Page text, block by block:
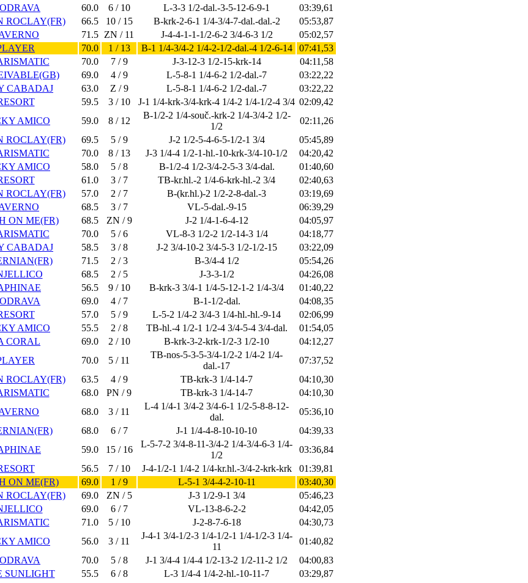
60.0 6 / 10 L-3-3 1/2-dal.-3-5-12-6-9-1
03:39,61
ROCLAY(FR) 66.5 10 / 15 B-krk-2-6-1 1/4-3/4-7-dal.-dal.-2
05:53,87
71.5 ZN / 11 J-4-4-1-1-1/2-6-2 3/4-6-3 1/2
05:02,57
70.0 1 / 13 B-1 1/4-3/4-2 1/4-2-1/2-dal.-4 1/2-6-14
07:41,53
70.0 7 / 9 J-3-12-3 1/2-15-krk-14
04:11,58
69.0 4 / 9 L-5-8-1 1/4-6-2 1/2-dal.-7
03:22,22
CABADAJ 63.0 Z / 9 L-5-8-1 1/4-6-2 1/2-dal.-7
03:22,22
59.5 3 / 10 J-1 1/4-krk-3/4-krk-4 1/4-2 1/4-1/2-4 3/4 02:09,42
AMICO 59.0 8 / 12
B-1/2-2 1/4-souč.-krk-2 1/4-3/4-2 1/2-
1/2
02:11,26
ROCLAY(FR) 69.5 5 / 9 J-2 1/2-5-4-6-5-1/2-1 3/4
05:45,89
70.0 8 / 13 J-3 1/4-4 1/2-1-hl.-10-krk-3/4-10-1/2
04:20,42
AMICO 58.0 5 / 8 B-1/2-4 1/2-3/4-2-5-3 3/4-dal.
01:40,60
61.0 3 / 7 TB-kr.hl.-2 1/4-6-krk-hl.-2 3/4
02:40,63
ROCLAY(FR) 57.0 2 / 7 B-(kr.hl.)-2 1/2-2-8-dal.-3
03:19,69
68.5 3 / 7 VL-5-dal.-9-15
06:39,29
ON ME(FR) 68.5 ZN / 9 J-2 1/4-1-6-4-12
04:05,97
70.0 5 / 6 VL-8-3 1/2-2 1/2-14-3 1/4
04:18,77
CABADAJ 58.5 3 / 8 J-2 3/4-10-2 3/4-5-3 1/2-1/2-15
03:22,09
71.5 2 / 3 B-3/4-4 1/2
05:54,26
68.5 2 / 5 J-3-3-1/2
04:26,08
56.5 9 / 10 B-krk-3 3/4-1 1/4-5-12-1-2 1/4-3/4
01:40,22
69.0 4 / 7 B-1-1/2-dal.
04:08,35
57.0 5 / 9 L-5-2 1/4-2 3/4-3 1/4-hl.-hl.-9-14
02:06,99
AMICO 55.5 2 / 8 TB-hl.-4 1/2-1 1/2-4 3/4-5-4 3/4-dal.
01:54,05
CORAL 69.0 2 / 10 B-krk-3-2-krk-1/2-3 1/2-10
04:12,27
70.0 5 / 11
TB-nos-5-3-5-3/4-1/2-2 1/4-2 1/4-
dal.-17
07:37,52
ROCLAY(FR) 63.5 4 / 9 TB-krk-3 1/4-14-7
04:10,30
68.0 PN / 9 TB-krk-3 1/4-14-7
04:10,30
68.0 3 / 11
L-4 1/4-1 3/4-2 3/4-6-1 1/2-5-8-8-12-
dal.
05:36,10
68.0 6 / 7 J-1 1/4-4-8-10-10-10
04:39,33
59.0 15 / 16
L-5-7-2 3/4-8-11-3/4-2 1/4-3/4-6-3 1/4-
1/2
03:36,84
56.5 7 / 10 J-4-1/2-1 1/4-2 1/4-kr.hl.-3/4-2-krk-krk
01:39,81
ON ME(FR) 69.0 1 / 9 L-5-1 3/4-4-2-10-11
03:40,30
ROCLAY(FR) 69.0 ZN / 5 J-3 1/2-9-1 3/4
05:46,23
69.0 6 / 7 VL-13-8-6-2-2
04:42,05
71.0 5 / 10 J-2-8-7-6-18
04:30,73
AMICO 56.0 3 / 11
J-4-1 3/4-1/2-3 1/4-1/2-1 1/4-1/2-3 1/4-
11
01:40,82
70.0 5 / 8 J-1 3/4-4 1/4-4 1/2-13-2 1/2-11-2 1/2
04:00,83
SUNLIGHT 55.5 6 / 8 L-3 1/4-4 1/4-2-hl.-10-11-7
03:29,87